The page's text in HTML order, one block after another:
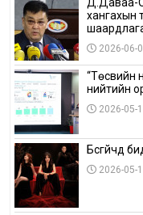
хангахын
2026-06-
“Төсвийн
нийтийн
2026-05-
2026-05-